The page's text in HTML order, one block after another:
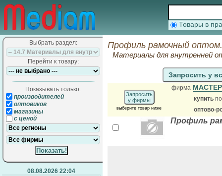
Товары в
Выбрать раздел:
Перейти к товару:
Показывать только:
производителей
оптовиков
магазины
с ценой
08.08.2026 22:04
Профиль рамочный
Материалы для внутренней
Запросить у
Запросить
у фирмы
выберите товар ниже
фирма
купить
оптово-
Профиль